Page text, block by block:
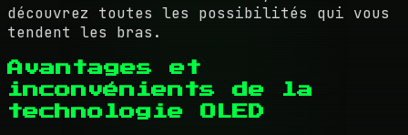
découvrez toutes les possibilités qui vous
tendent les bras.
Avantages et
inconvénients de la
technologie OLED